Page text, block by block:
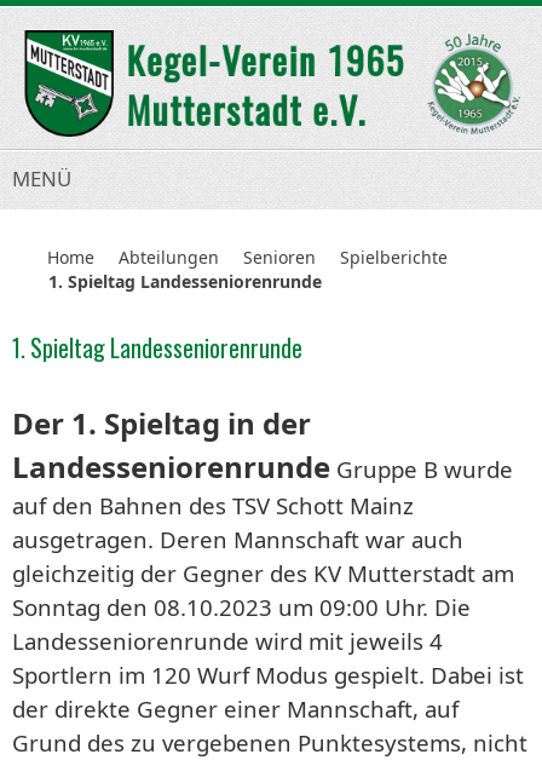
MENÜ
Home Abteilungen Senioren
Spielberichte
1. Spieltag Landesseniorenrunde
1. Spieltag Landesseniorenrunde
Der 1. Spieltag in der
Landesseniorenrunde Gruppe B wurde
auf den Bahnen des TSV Schott Mainz
ausgetragen. Deren Mannschaft war auch
gleichzeitig der Gegner des KV Mutterstadt am
Sonntag den 08.10.2023 um 09:00 Uhr. Die
Landesseniorenrunde wird mit jeweils 4
Sportlern im 120 Wurf Modus gespielt. Dabei ist
der direkte Gegner einer Mannschaft, auf
Grund des zu vergebenen Punktesystems, nicht